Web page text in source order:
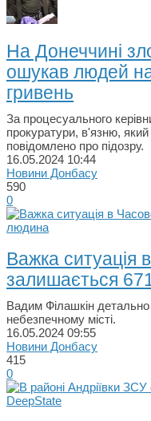
На Донеччині
ошукав людей
гривень
За процесуального
прокуратури, в'язню, який
повідомлено про підозру.
16.05.2024 10:44
Новини Донбасу
590
0
Важка ситуація
залишається
Вадим Філашкін
небезпечному місті.
16.05.2024 09:55
Новини Донбасу
415
0